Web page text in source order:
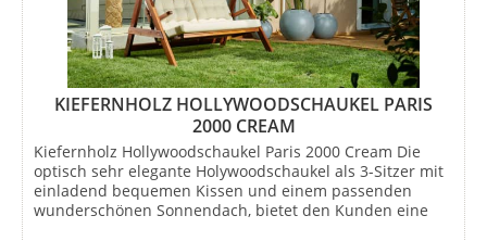
KIEFERNHOLZ HOLLYWOODSCHAUKEL PARIS
2000 CREAM
Kiefernholz Hollywoodschaukel Paris 2000 Cream Die
optisch sehr elegante Holywoodschaukel als 3-Sitzer mit
einladend bequemen Kissen und einem passenden
wunderschönen Sonnendach, bietet den Kunden eine